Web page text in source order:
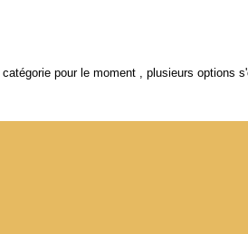
pour le moment , plusieurs options